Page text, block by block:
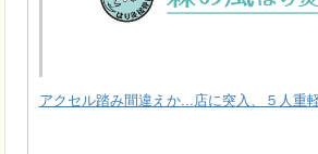
アクセル踏み間違えか...店に突入、５人重